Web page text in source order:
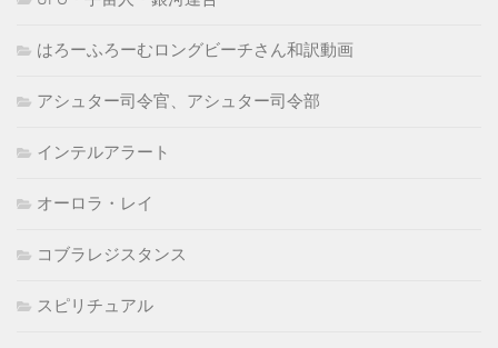
はろーふろーむロングビーチさん和訳動画
アシュター司令官、アシュター司令部
インテルアラート
オーロラ・レイ
コブラレジスタンス
スピリチュアル